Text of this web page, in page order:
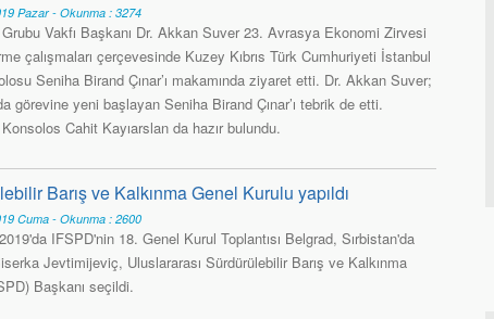
Pazar - Okunma : 3274
Vakfı Başkanı Dr. Akkan Suver 23. Avrasya Ekonomi Zirvesi
çalışmaları çerçevesinde Kuzey Kıbrıs Türk Cumhuriyeti İstanbul
Seniha Birand Çınar’ı makamında ziyaret etti. Dr. Akkan Suver;
görevine yeni başlayan Seniha Birand Çınar’ı tebrik de etti.
Cahit Kayıarslan da hazır bulundu.
Barış ve Kalkınma Genel Kurulu yapıldı
Cuma - Okunma : 2600
IFSPD'nin 18. Genel Kurul Toplantısı Belgrad, Sırbistan'da
Jevtimijeviç, Uluslararası Sürdürülebilir Barış ve Kalkınma
Başkanı seçildi.